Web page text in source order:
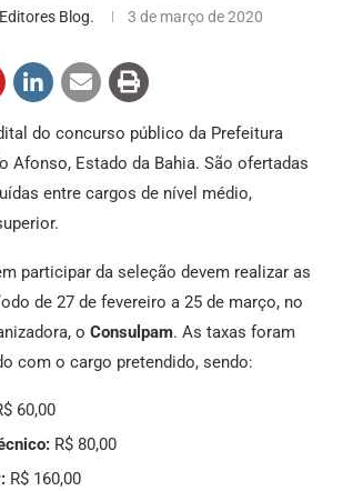
Blog. 3 de março de 2020
do concurso público da Prefeitura
Afonso, Estado da Bahia. São ofertadas
entre cargos de nível médio,
participar da seleção devem realizar as
de 27 de fevereiro a 25 de março, no
o Consulpam. As taxas foram
com o cargo pretendido, sendo:
60,00
R$ 80,00
R$ 160,00